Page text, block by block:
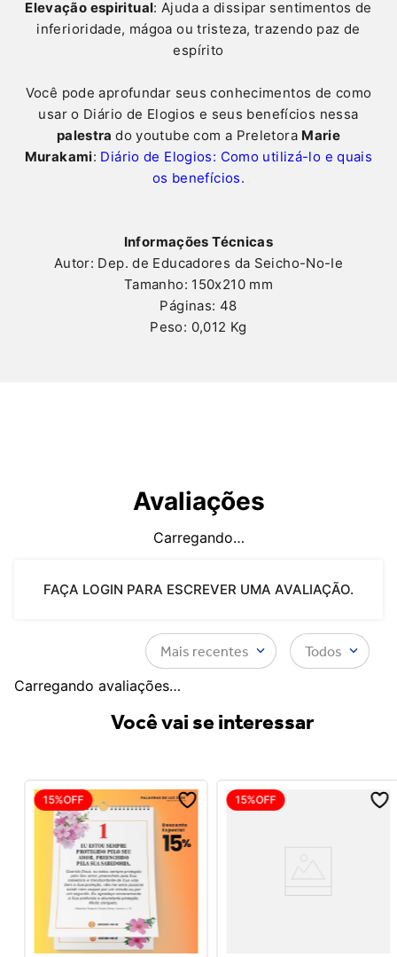
Elevação espiritual: Ajuda a dissipar sentimentos de
inferioridade, mágoa ou tristeza, trazendo paz de
espírito
Você pode aprofundar seus conhecimentos de como
usar o Diário de Elogios e seus benefícios nessa
palestrado youtube com a Preletora Marie
Murakami: Diário de Elogios: Como utilizá-lo e quais
os benefícios.
Informações Técnicas
Autor: Dep. de Educadores da Seicho-No-Ie
Tamanho: 150x210 mm
Páginas: 48
Peso: 0,012 Kg
Avaliações
Carregando…
FAÇA LOGIN PARA ESCREVER UMA AVALIAÇÃO.
Mais recentes Todos
Carregando avaliações…
Você vai se interessar
15%OFF 15%OFF